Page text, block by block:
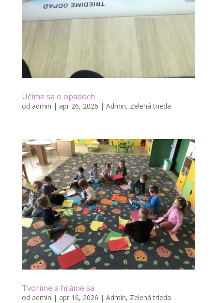
Učíme sa o opadoch
od admin | apr 26, 2026 | Admin, Zelená trieda
Tvoríme a hráme sa
od admin | apr 16, 2026 | Admin, Zelená trieda